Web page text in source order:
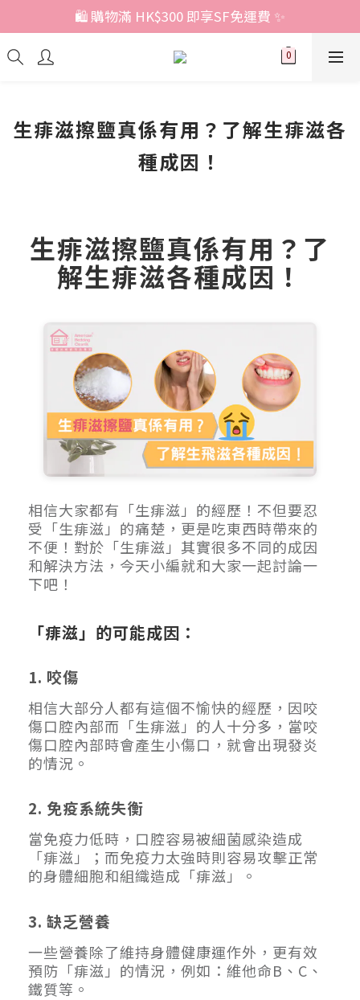
🛍️ 購物滿 HK$300 即享SF免運費 ✨
生痱滋擦鹽真係有用？了解生痱滋各
種成因！
生痱滋擦鹽真係有用？了
解生痱滋各種成因！
相信大家都有「生痱滋」的經歷！不但要忍
受「生痱滋」的痛楚，更是吃東西時帶來的
不便！對於「生痱滋」其實很多不同的成因
和解決方法，今天小編就和大家一起討論一
下吧！
「痱滋」的可能成因：
1. 咬傷
相信大部分人都有這個不愉快的經歷，因咬
傷口腔內部而「生痱滋」的人十分多，當咬
傷口腔內部時會產生小傷口，就會出現發炎
的情況。
2. 免疫系統失衡
當免疫力低時，口腔容易被細菌感染造成
「痱滋」；而免疫力太強時則容易攻擊正常
的身體細胞和組織造成「痱滋」。
3. 缺乏營養
一些營養除了維持身體健康運作外，更有效
預防「痱滋」的情況，例如：維他命B、C、
鐵質等。